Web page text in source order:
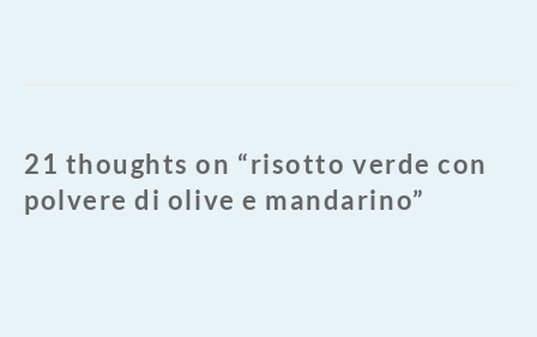
21 thoughts on “risotto verde con
polvere di olive e mandarino”